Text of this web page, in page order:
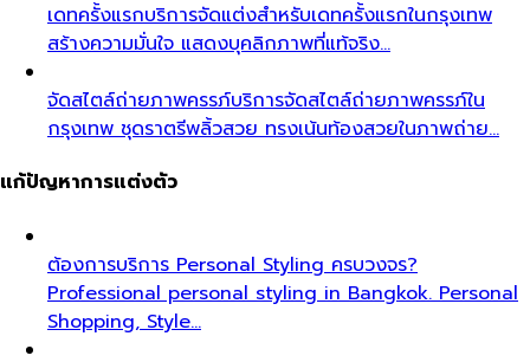
เดทครั้งแรกบริการจัดแต่งสำหรับเดทครั้งแรกในกรุงเทพ
สร้างความมั่นใจ แสดงบุคลิกภาพที่แท้จริง…
จัดสไตล์ถ่ายภาพครรภ์บริการจัดสไตล์ถ่ายภาพครรภ์ใน
กรุงเทพ ชุดราตรีพลิ้วสวย ทรงเน้นท้องสวยในภาพถ่าย…
แก้ปัญหาการแต่งตัว
ต้องการบริการ Personal Styling ครบวงจร?
Professional personal styling in Bangkok. Personal
Shopping, Style…